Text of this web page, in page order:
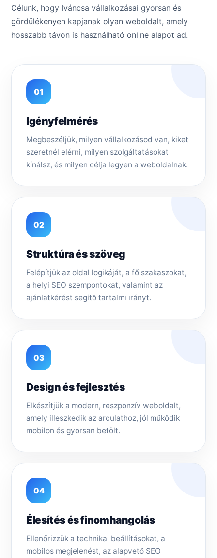
Célunk, hogy Iváncsa vállalkozásai gyorsan és
gördülékenyen kapjanak olyan weboldalt, amely
hosszabb távon is használható online alapot ad.
01
Igényfelmérés
Megbeszéljük, milyen vállalkozásod van, kiket
szeretnél elérni, milyen szolgáltatásokat
kínálsz, és milyen célja legyen a weboldalnak.
02
Struktúra és szöveg
Felépítjük az oldal logikáját, a fő szakaszokat,
a helyi SEO szempontokat, valamint az
ajánlatkérést segítő tartalmi irányt.
03
Design és fejlesztés
Elkészítjük a modern, reszponzív weboldalt,
amely illeszkedik az arculathoz, jól működik
mobilon és gyorsan betölt.
04
Élesítés és finomhangolás
Ellenőrizzük a technikai beállításokat, a
mobilos megjelenést, az alapvető SEO